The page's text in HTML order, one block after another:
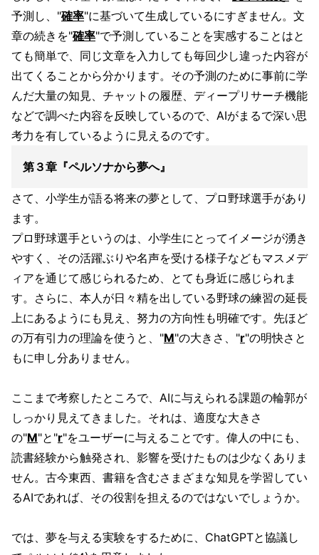
予測し、"確率"に基づいて生成しているにすぎません。文
章の続きを"確率"で予測していることを実感することはと
ても簡単で、同じ文章を入力しても毎回少し違った内容が
出てくることから分かります。その予測のために事前に学
んだ大量の知見、チャットの履歴、ディープリサーチ機能
などで調べた内容を反映しているので、AIがまるで深い思
考力を有しているように見えるのです。
第３章『ペルソナから夢へ』
さて、小学生が語る将来の夢として、プロ野球選手があり
ます。
プロ野球選手というのは、小学生にとってイメージが湧き
やすく、その活躍ぶりや名声を受ける様子などもマスメデ
ィアを通じて感じられるため、とても身近に感じられま
す。さらに、本人が日々精を出している野球の練習の延長
上にあるようにも見え、努力の方向性も明確です。先ほど
の万有引力の理論を使うと、"M"の大きさ、"r"の明快さと
もに申し分ありません。
ここまで考察したところで、AIに与えられる課題の輪郭が
しっかり見えてきました。それは、適度な大きさ
の"M"と"r"をユーザーに与えることです。偉人の中にも、
読書経験から触発され、影響を受けたものは少なくありま
せん。古今東西、書籍を含むさまざまな知見を学習してい
るAIであれば、その役割を担えるのではないでしょうか。
では、夢を与える実験をするために、ChatGPTと協議し